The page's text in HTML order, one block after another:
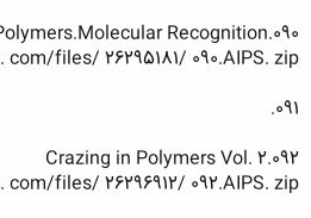
090.Conducting Polymers.Molecular Recognition
. com/files/ 26295181/ 090.AIPS. zip
091.
092.Crazing in Polymers Vol. 2
. com/files/ 26296912/ 092.AIPS. zip